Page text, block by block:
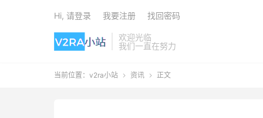
欢迎光临
我们一直在努力
Hi, 请登录 我要注册 找回密码
当前位置： v2ra小站  资讯  正文